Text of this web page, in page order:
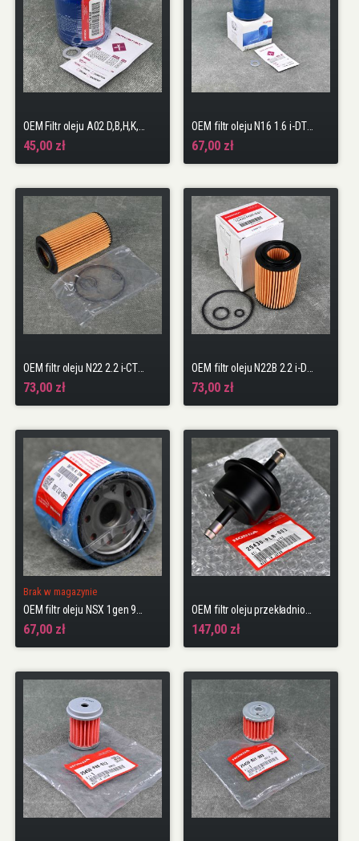
45,00 zł
OEM filtr oleju N16 1.6 i-DTEC Civic, CR-V, HR-V + podkładka
67,00 zł
73,00 zł 73,00 zł
Brak w magazynie
67,00 zł 147,00 zł